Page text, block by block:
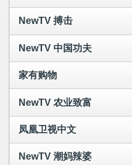
NewTV 搏击
NewTV 中国功夫
家有购物
NewTV 农业致富
凤凰卫视中文
NewTV 潮妈辣婆